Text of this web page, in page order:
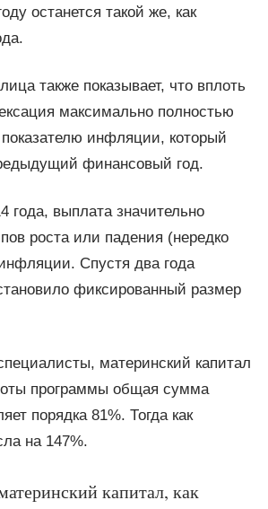
останется такой же, как
также показывает, что вплоть
максимально полностью
показателю инфляции, который
финансовый год.
года, выплата значительно
роста или падения (нередко
Спустя два года
фиксированный размер
материнский капитал
программы общая сумма
порядка 81%. Тогда как
на 147%.
капитал, как